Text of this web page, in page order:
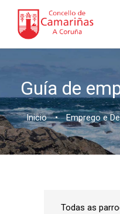
Guía de
Inicio • Emprego e